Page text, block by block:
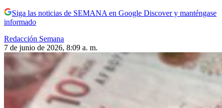
Siga las noticias de SEMANA en Google Discover y manténgase
informado
Redacción Semana
7 de junio de 2026, 8:09 a. m.